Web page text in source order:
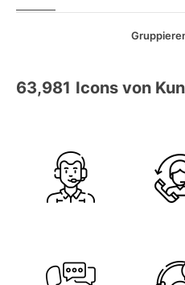
63,981 Icons von